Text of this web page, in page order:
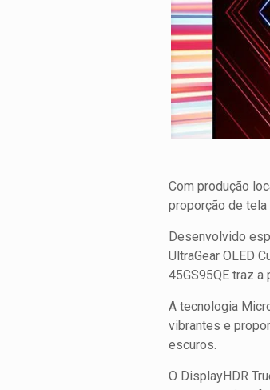
Com produção
proporção de
Desenvolvido
UltraGear OLED
45GS95QE traz a
A tecnologia
vibrantes e
escuros.
O DisplayHDR